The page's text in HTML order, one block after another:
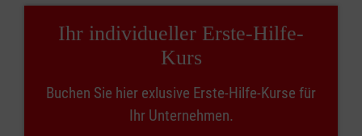
Ihr individueller Erste-Hilfe-
Kurs
Buchen Sie hier exlusive Erste-Hilfe-Kurse für
Ihr Unternehmen.